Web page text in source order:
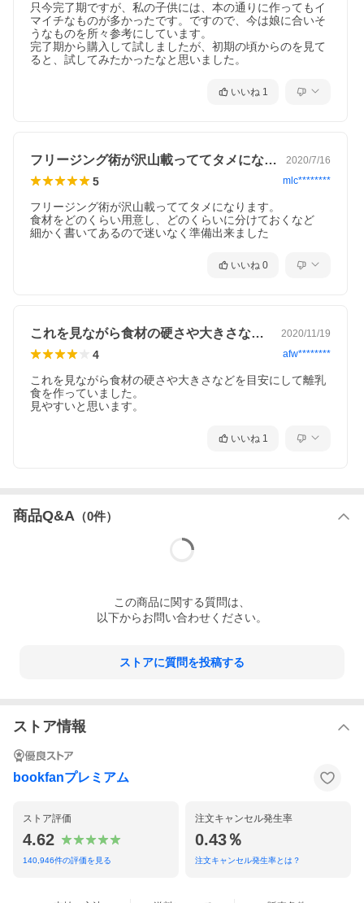
只今完了期ですが、私の子供には、本の通りに作ってもイ
マイチなものが多かったです。ですので、今は娘に合いそ
うなものを所々参考にしています。
完了期から購入して試しましたが、初期の頃からのを見て
ると、試してみたかったなと思いました。
いいね 1
フリージング術が沢山載っててタメになり… 2020/7/16
5 mlc********
フリージング術が沢山載っててタメになります。
食材をどのくらい用意し、どのくらいに分けておくなど
細かく書いてあるので迷いなく準備出来ました
いいね 0
これを見ながら食材の硬さや大きさなどを… 2020/11/19
4 afw********
これを見ながら食材の硬さや大きさなどを目安にして離乳
食を作っていました。
見やすいと思います。
いいね 1
商品Q&A （0件）
この商品に関する質問は、
以下からお問い合わせください。
ストアに質問を投稿する
ストア情報
bookfanプレミアム
ストア評価
4.62
140,946件の評価を見る
注文キャンセル発生率
0.43％
注文キャンセル発生率とは？